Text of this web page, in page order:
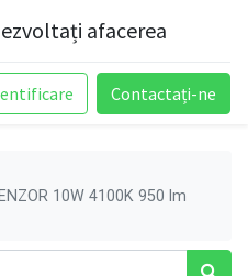
afacerea
Contactați-ne
10W 4100K 950 lm